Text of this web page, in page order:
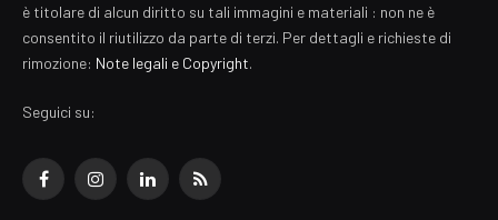
è titolare di alcun diritto su tali immagini e materiali : non ne è
consentito il riutilizzo da parte di terzi. Per dettagli e richieste di
rimozione: Note legali e Copyright.
Seguici su:
FacebookInstagramLinkedInRSS